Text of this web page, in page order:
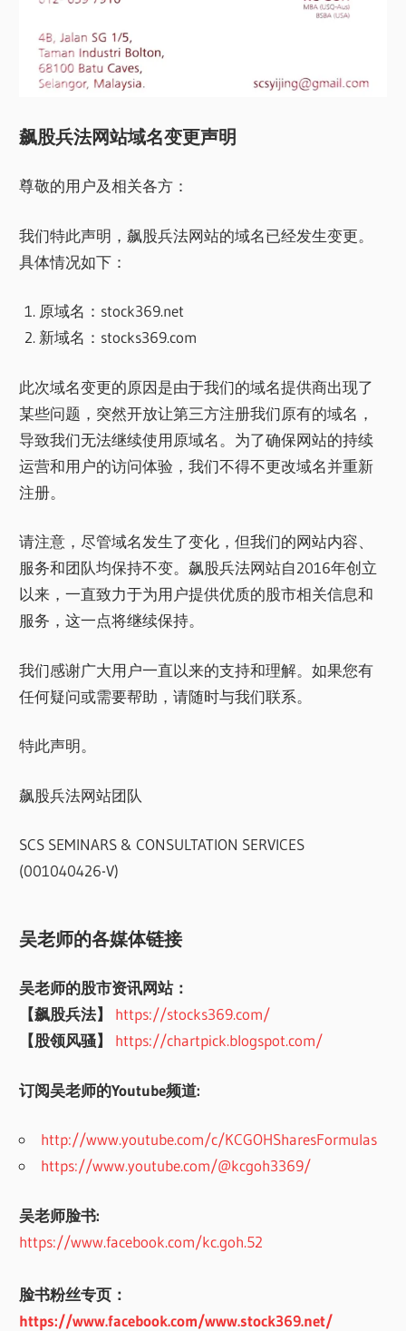
飙股兵法网站域名变更声明
尊敬的用户及相关各方：
我们特此声明，飙股兵法网站的域名已经发生变更。
具体情况如下：
原域名：stock369.net
新域名：stocks369.com
此次域名变更的原因是由于我们的域名提供商出现了
某些问题，突然开放让第三方注册我们原有的域名，
导致我们无法继续使用原域名。为了确保网站的持续
运营和用户的访问体验，我们不得不更改域名并重新
注册。
请注意，尽管域名发生了变化，但我们的网站内容、
服务和团队均保持不变。飙股兵法网站自2016年创立
以来，一直致力于为用户提供优质的股市相关信息和
服务，这一点将继续保持。
我们感谢广大用户一直以来的支持和理解。如果您有
任何疑问或需要帮助，请随时与我们联系。
特此声明。
飙股兵法网站团队
SCS SEMINARS & CONSULTATION SERVICES
(001040426-V)
吴老师的各媒体链接
吴老师的股市资讯网站：
【飙股兵法】
https://stocks369.com/
【股领风骚】
https://chartpick.blogspot.com/
订阅吴老师的Youtube频道:
http://www.youtube.com/c/KCGOHSharesFormulas
https://www.youtube.com/@kcgoh3369/
吴老师脸书:
https://www.facebook.com/kc.goh.52
脸书粉丝专页：
https://www.facebook.com/www.stock369.net/